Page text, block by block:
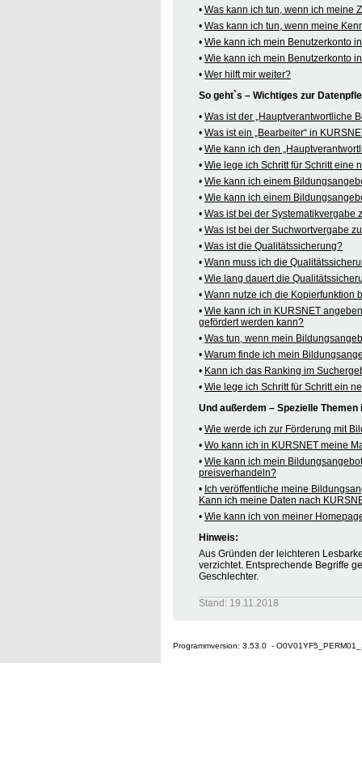
• Was kann ich tun, wenn ich meine
• Was kann ich tun, wenn meine
• Wie kann ich mein Benutzerkonto
• Wie kann ich mein Benutzerkonto
• Wer hilft mir weiter?
So geht`s – Wichtiges zur
• Was ist der „Hauptverantwortliche
• Was ist ein „Bearbeiter“ in
• Wie kann ich den
• Wie lege ich Schritt für Schritt eine
• Wie kann ich einem
• Wie kann ich einem
• Was ist bei der Systematikvergabe
• Was ist bei der Suchwortvergabe
• Was ist die Qualitätssicherung?
• Wann muss ich die
• Wie lang dauert die
• Wann nutze ich die Kopierfunktion
• Wie kann ich in KURSNET
gefördert werden kann?
• Was tun, wenn mein
• Warum finde ich mein
• Kann ich das Ranking im
• Wie lege ich Schritt für Schritt ein
Und außerdem – Spezielle Themen
• Wie werde ich zur Förderung mit
• Wo kann ich in KURSNET meine
• Wie kann ich mein
preisverhandeln?
• Ich veröffentliche meine
Kann ich meine Daten nach
• Wie kann ich von meiner
Hinweis:
Aus Gründen der leichteren
verzichtet. Entsprechende Begriffe
Geschlechter.
Stand: 19.11.2018
Programmversion: 3.53.0 -